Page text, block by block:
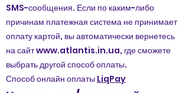
SMS-сообщения. Если по каким-либо
причинам платежная система не принимает
оплату картой, вы автоматически вернетесь
на сайтwww.atlantis.in.ua, где сможете
выбрать другой способ оплаты.
Способ онлайн оплаты LiqPay